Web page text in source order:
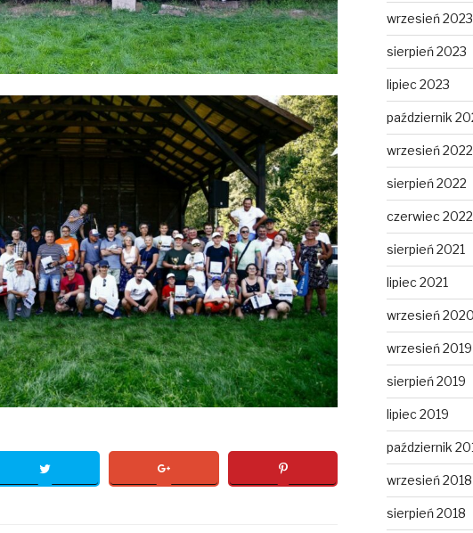
wrzesień 2023
sierpień 2023
lipiec 2023
październik
wrzesień 2022
sierpień 2022
czerwiec 2022
sierpień 2021
lipiec 2021
wrzesień
wrzesień 2019
sierpień 2019
lipiec 2019
październik
wrzesień 2018
sierpień 2018